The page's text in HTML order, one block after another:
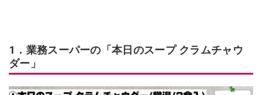
1．業務スーパーの「本日のスープ クラムチャウ
ダー」